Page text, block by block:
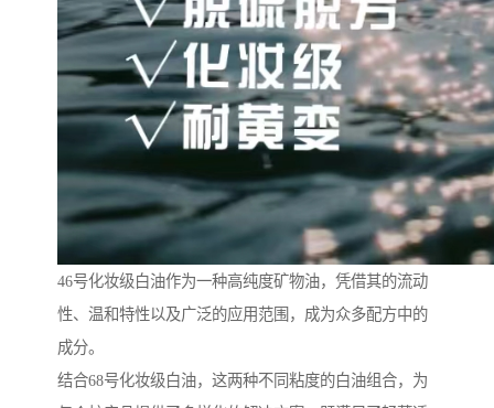
46号化妆级白油作为一种高纯度矿物油，凭借其的流动
性、温和特性以及广泛的应用范围，成为众多配方中的
成分。
结合68号化妆级白油，这两种不同粘度的白油组合，为